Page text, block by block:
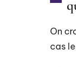
On
cas